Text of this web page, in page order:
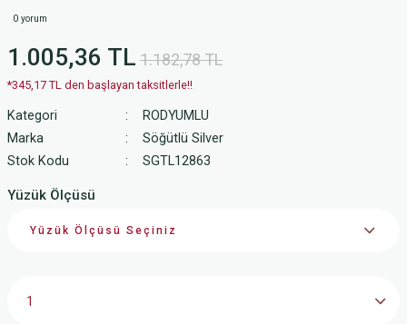
0 yorum
1.005,36 TL 1.182,78 TL
*345,17 TL den başlayan taksitlerle!!
Kategori
RODYUMLU
Marka
Söğütlü Silver
Stok Kodu
SGTL12863
Yüzük Ölçüsü